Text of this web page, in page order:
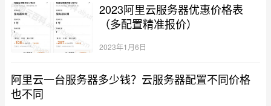
2023阿里云服务器优惠价格表
（多配置精准报价）
2023年1月6日
阿里云一台服务器多少钱？云服务器配置不同价格
也不同